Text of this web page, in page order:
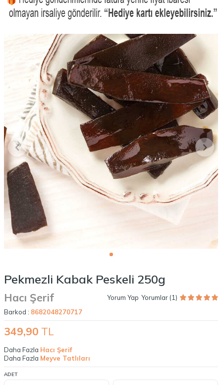
Pekmezli Kabak Peskeli 250g
Hacı Şerif Yorum Yap Yorumlar (1)
Barkod : 8682048270717
349,90 TL
Daha Fazla Hacı Şerif
Daha Fazla Meyve Tatlıları
ADET